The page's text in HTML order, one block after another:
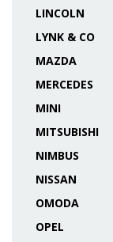
LINCOLN
LYNK & CO
MAZDA
MERCEDES
MINI
MITSUBISHI
NIMBUS
NISSAN
OMODA
OPEL